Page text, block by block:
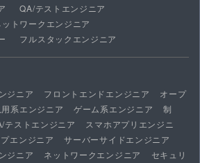
QA/テストエンジニア
ットワークエンジニア
フルスタックエンジニア
ジニア フロントエンドエンジニア
オープ
系エンジニア ゲーム系エンジニア
制
テストエンジニア
スマホアプリエンジニ
エンジニア
サーバーサイドエンジニア
ジニア ネットワークエンジニア
セキュリ